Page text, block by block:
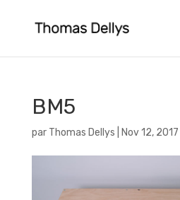
BM5
par Thomas Dellys Nov 12, 2017